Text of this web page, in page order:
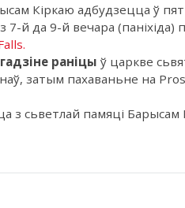
Кіркаю адбудзецца ў
й да 9-й вечара (паніхіда)
раніцы ў царкве
затым пахаваньне на
з сьветлай памяці Барысам